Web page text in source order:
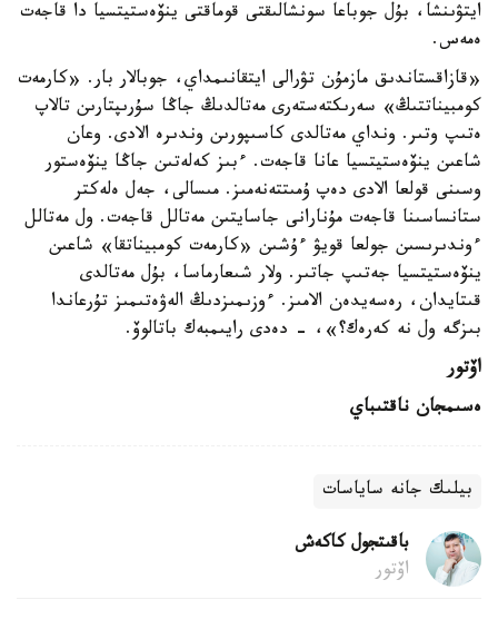
ايتۋىنشا، بۇل جوباعا سونشالىقتى قوماقتى ينۆەستيتسيا دا قاجەت
ەمەس.
«قازاقستاندىق مازمۇن تۋرالى ايتقانىمداي، جوبالار بار. «كارمەت
كومبيناتتىڭ» سەرىكتەستەرى مەتالدىڭ جاڭا سۇرىپتارىن تالاپ
ەتىپ وتىر. ونداي مەتالدى كاسىپورىن وندىرە الادى. وعان
شاعىن ينۆەستيتسيا عانا قاجەت. ءبىز كەلەتىن جاڭا ينۆەستور
وسىنى قولعا الادى دەپ ۇمىتتەنەمىز. مىسالى، جەل ەلەكتر
ستانساسىنا قاجەت مۇنارانى جاسايتىن مەتالل قاجەت. ول مەتالل
ءوندىرىسىن جولعا قويۋ ءۇشىن «كارمەت كومبيناتقا» شاعىن
ينۆەستيتسيا جەتىپ جاتىر. ولار شىعارماسا، بۇل مەتالدى
قىتايدان، رەسەيدەن الامىز. ءوزىمىزدىڭ الەۋەتىمىز تۇرعاندا
بىزگە ول نە كەرەك؟»، - دەدى رايىمبەك باتالوۆ.
اۆتور
ەسىمجان ناقتىباي
بيلىك جانە ساياسات
باقىتجول كاكەش
اۆتور